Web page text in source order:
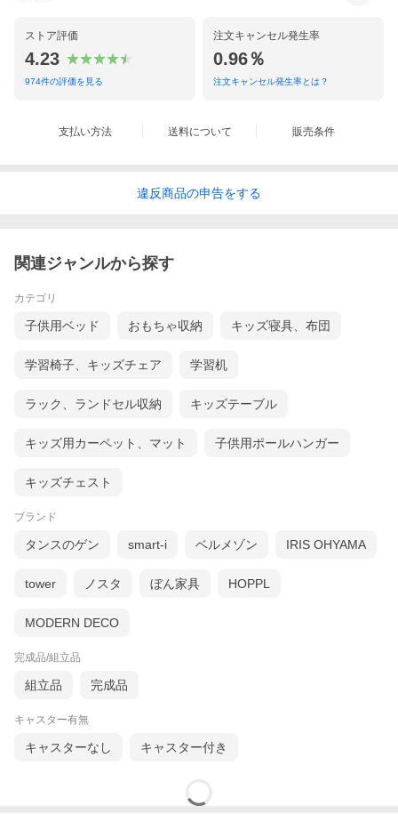
ストア評価
4.23
974件の評価を見る
注文キャンセル発生率
0.96％
注文キャンセル発生率とは？
支払い方法 送料について 販売条件
違反商品の申告をする
関連ジャンルから探す
カテゴリ
子供用ベッド おもちゃ収納 キッズ寝具、布団
学習椅子、キッズチェア 学習机
ラック、ランドセル収納 キッズテーブル
キッズ用カーペット、マット 子供用ポールハンガー
キッズチェスト
ブランド
タンスのゲン smart-i ベルメゾン IRIS OHYAMA
tower ノスタ ぼん家具 HOPPL
MODERN DECO
完成品/組立品
組立品 完成品
キャスター有無
キャスターなし キャスター付き